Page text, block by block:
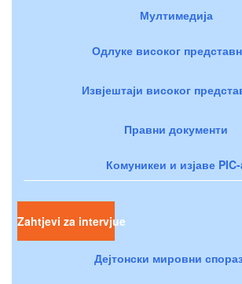
Мултимедија
Одлуке високог
Извјештаји високог
Правни документи
Комуникеи и изјаве
Zahtjevi za intervjue
Дејтонски мировни